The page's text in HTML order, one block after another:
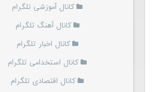
کانال آموزشی تلگرام
کانال آهنگ تلگرام
کانال اخبار تلگرام
کانال استخدامی تلگرام
کانال اقتصادی تلگرام